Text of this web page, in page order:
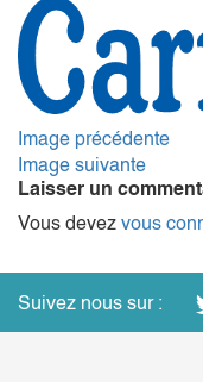
Image précédente
Image suivante
Laisser un
Vous devez vous
Suivez nous sur :